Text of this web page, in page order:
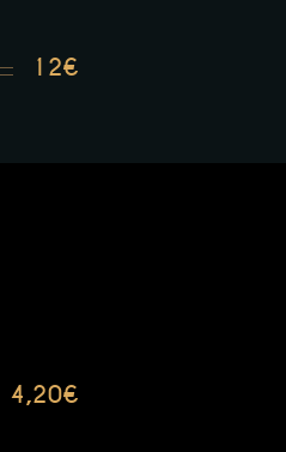
12€
4,20€